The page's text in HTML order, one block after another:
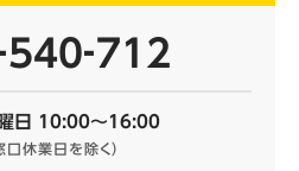
日 10:00～16:00
口休業日を除く）